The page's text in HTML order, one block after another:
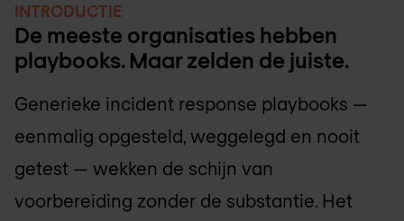
INTRODUCTIE
De meeste organisaties hebben
playbooks. Maar zelden de juiste.
Generieke incident response playbooks —
eenmalig opgesteld, weggelegd en nooit
getest — wekken de schijn van
voorbereiding zonder de substantie. Het